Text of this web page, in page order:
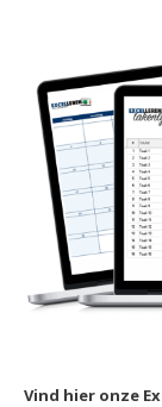
Vind hier onze